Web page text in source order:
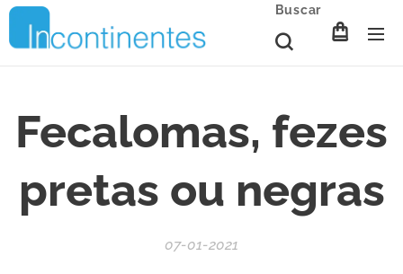
Buscar
Fecalomas, fezes
pretas ou negras
07-01-2021